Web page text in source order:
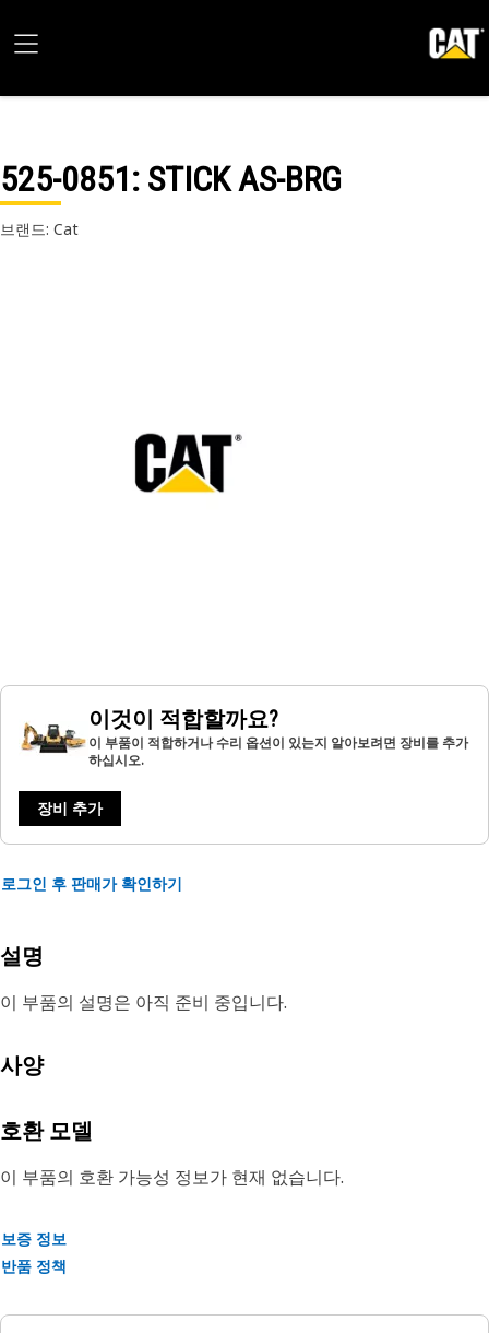
525-0851: STICK AS-BRG
브랜드: Cat
이것이 적합할까요?
이 부품이 적합하거나 수리 옵션이 있는지 알아보려면 장비를 추가
하십시오.
장비 추가
로그인 후 판매가 확인하기
설명
이 부품의 설명은 아직 준비 중입니다.
사양
호환 모델
이 부품의 호환 가능성 정보가 현재 없습니다.
보증 정보
반품 정책